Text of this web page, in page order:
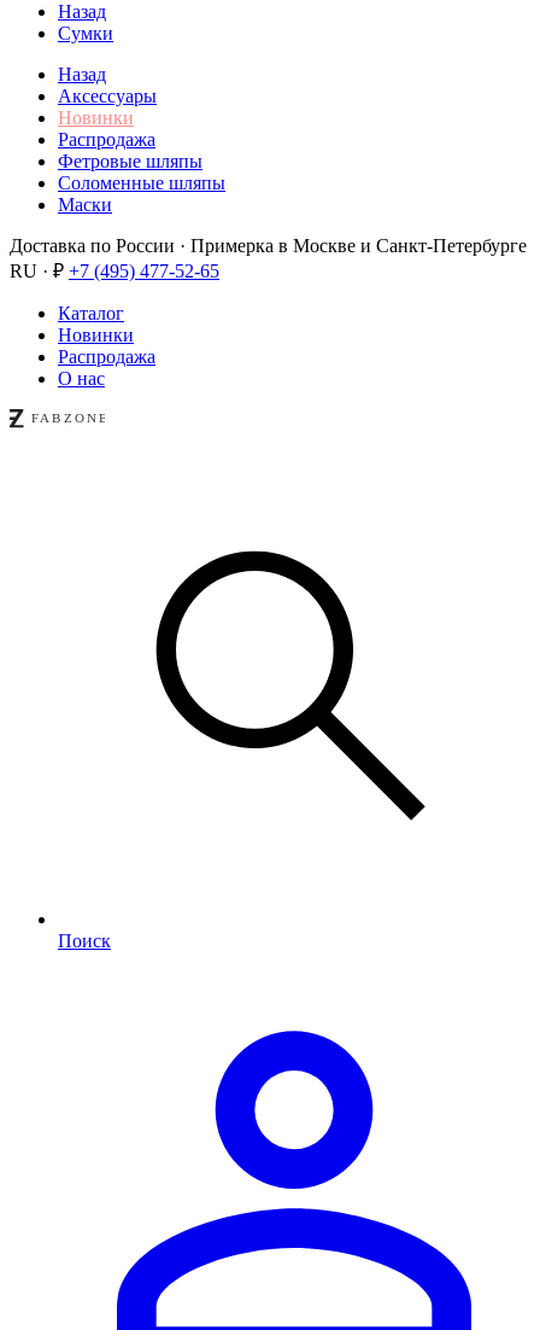
Назад
Сумки
Назад
Аксессуары
Новинки
Распродажа
Фетровые шляпы
Соломенные шляпы
Маски
Доставка по России · Примерка в Москве и Санкт-Петербурге
RU · ₽ +7 (495) 477-52-65
Каталог
Новинки
Распродажа
О нас
Поиск